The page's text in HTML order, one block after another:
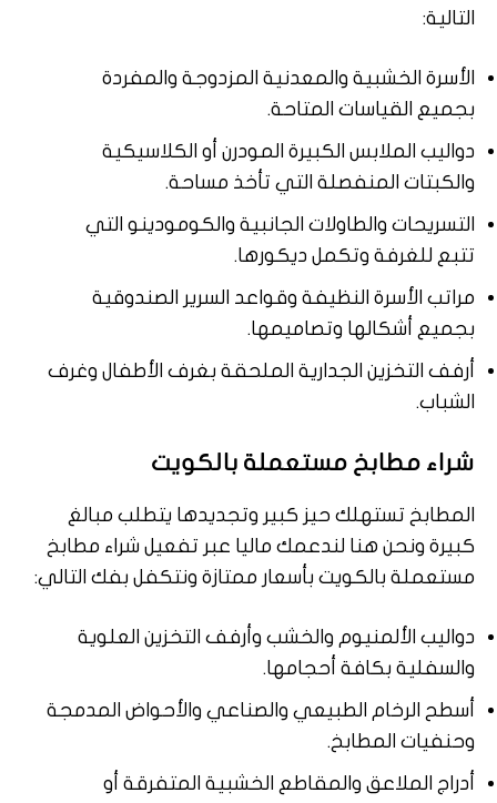
التالية:
الأسرة الخشبية والمعدنية المزدوجة والمفردة
بجميع القياسات المتاحة.
دواليب الملابس الكبيرة المودرن أو الكلاسيكية
والكبتات المنفصلة التي تأخذ مساحة.
التسريحات والطاولات الجانبية والكومودينو التي
تتبع للغرفة وتكمل ديكورها.
مراتب الأسرة النظيفة وقواعد السرير الصندوقية
بجميع أشكالها وتصاميمها.
أرفف التخزين الجدارية الملحقة بغرف الأطفال وغرف
الشباب.
شراء مطابخ مستعملة بالكويت
المطابخ تستهلك حيز كبير وتجديدها يتطلب مبالغ
كبيرة ونحن هنا لندعمك ماليا عبر تفعيل شراء مطابخ
مستعملة بالكويت بأسعار ممتازة ونتكفل بفك التالي:
دواليب الألمنيوم والخشب وأرفف التخزين العلوية
والسفلية بكافة أحجامها.
أسطح الرخام الطبيعي والصناعي والأحواض المدمجة
وحنفيات المطابخ.
أدراج الملاعق والمقاطع الخشبية المتفرقة أو